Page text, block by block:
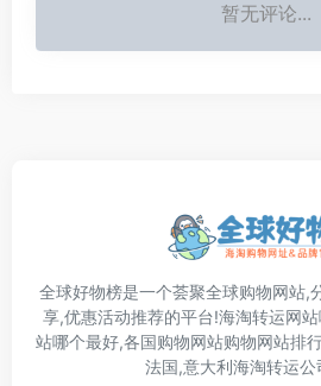
暂无评论...
全球好物榜是一个荟聚全球购物网站,
享,优惠活动推荐的平台!海淘转运网
站哪个最好,各国购物网站购物网站排
法国,意大利海淘转运公